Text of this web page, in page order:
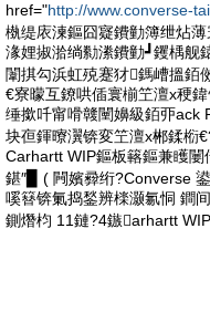
href="http://www.converse-
槸缇庡湅鏂囧寲鐨勭簿绁炶
湪娌掓湁绱勬潫鐨勭┛钁楀舰
闈掑勾浜虹殑蹇犲鎷嶆搵銆
€寮曚互鐐哄偛寰椾笁澶х稉
缍撳吀甯嗗竷闉嬶級銆丣ack
块亱鍕曢瀷锛変笁澶х郴鍒椼
Carhartt WIP鏂板簵鏂兼矆闄
鍖″▉ ( 闁嬪彛绗?Converse
嗘簮锛氭捣鍫辨檪灏氱恫 鐧
鍘熸枃 11鏈?4鏃arhartt